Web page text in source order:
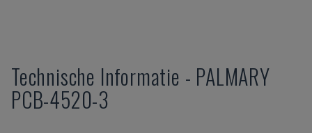
Technische Informatie - PALMARY
PCB-4520-3